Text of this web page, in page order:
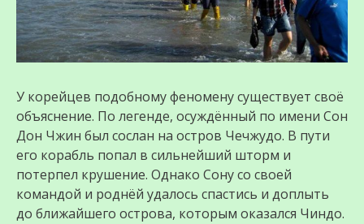
У корейцев подобному феномену существует своё
объяснение. По легенде, осуждённый по имени Сон
Дон Чжин был сослан на остров Чечжудо. В пути
его корабль попал в сильнейший шторм и
потерпел крушение. Однако Сону со своей
командой и роднёй удалось спастись и доплыть
до ближайшего острова, которым оказался Чиндо.